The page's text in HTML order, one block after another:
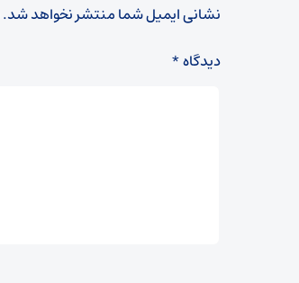
نشانی ایمیل شما منتشر نخواهد شد.
دیدگاه*